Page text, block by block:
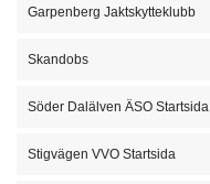
Garpenberg Jaktskytteklubb
Skandobs
Söder Dalälven ÄSO Startsida
Stigvägen VVO Startsida